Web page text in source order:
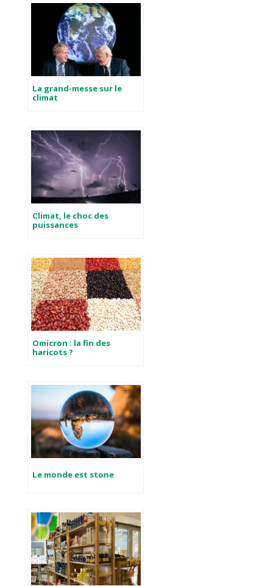
La grand-messe sur le
climat
Climat, le choc des
puissances
Omicron : la fin des
haricots ?
Le monde est stone